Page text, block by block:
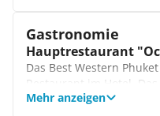
Deluxezimmer
Die Deluxezimmer
Ausblick auf das Meer
ausgestatteten
Gastronomie
Hauptrestaurant
Das Best Western
Restaurant im Hotel.
Gäste mit thailändischen
Mehr anzeigen